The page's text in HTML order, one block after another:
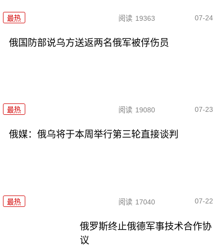
最热 阅读 19363 07-24
俄国防部说乌方送返两名俄军被俘伤员
最热 阅读 19080 07-23
俄媒：俄乌将于本周举行第三轮直接谈判
最热 阅读 17040 07-22
俄罗斯终止俄德军事技术合作协
议